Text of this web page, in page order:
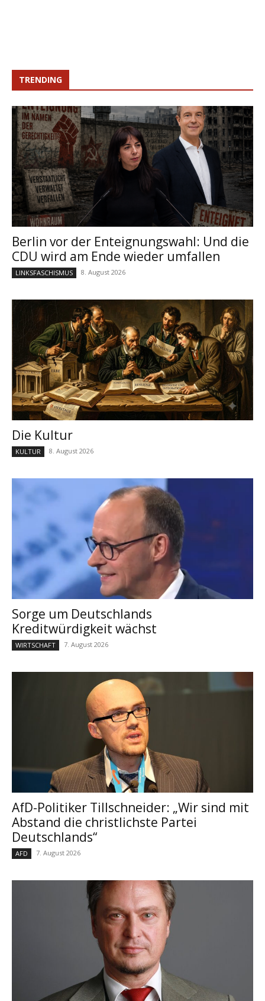
TRENDING
Berlin vor der Enteignungswahl: Und die
CDU wird am Ende wieder umfallen
LINKSFASCHISMUS 8. August 2026
Die Kultur
KULTUR 8. August 2026
Sorge um Deutschlands
Kreditwürdigkeit wächst
WIRTSCHAFT 7. August 2026
AfD-Politiker Tillschneider: „Wir sind mit
Abstand die christlichste Partei
Deutschlands“
AFD 7. August 2026